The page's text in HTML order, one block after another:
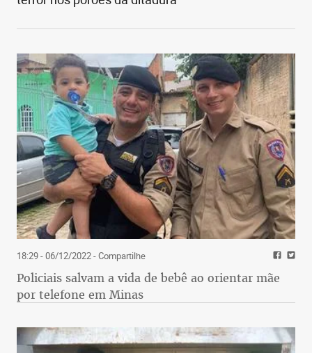
18:29 - 06/12/2022- Compartilhe
Policiais salvam a vida de bebê ao orientar mãe
por telefone em Minas